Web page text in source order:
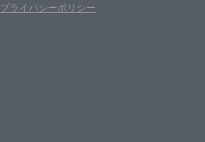
プライバシーポリシー